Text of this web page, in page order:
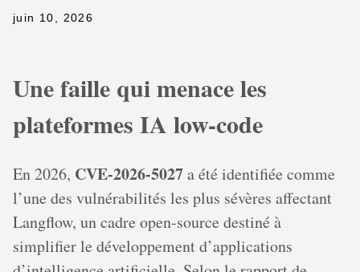
juin 10, 2026
Une faille qui menace les
plateformes IA low-code
En 2026, CVE-2026-5027a été identifiée comme
l’une des vulnérabilités les plus sévères affectant
Langflow, un cadre open-source destiné à
simplifier le développement d’applications